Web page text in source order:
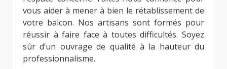
vous aider à mener à bien le rétablissement de
votre balcon. Nos artisans sont formés pour
réussir à faire face à toutes difficultés. Soyez
sûr d’un ouvrage de qualité à la hauteur du
professionnalisme.